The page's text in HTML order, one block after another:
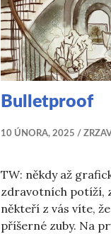
Bulletproof
10 ÚNORA, 2025
TW: někdy až
zdravotních potíží,
někteří z vás víte,
příšerné zuby. Na